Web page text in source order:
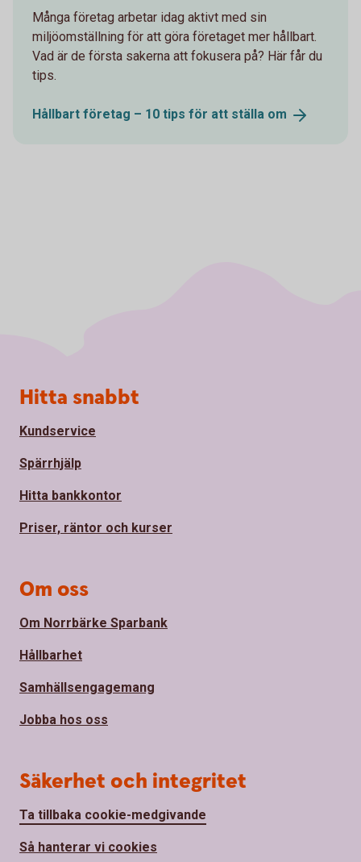
Många företag arbetar idag aktivt med sin
miljöomställning för att göra företaget mer hållbart.
Vad är de första sakerna att fokusera på? Här får du
tips.
Hållbart företag – 10 tips för att ställa om
Sidfot
Hitta snabbt
Kundservice
Spärrhjälp
Hitta bankkontor
Priser, räntor och kurser
Om oss
Om Norrbärke Sparbank
Hållbarhet
Samhällsengagemang
Jobba hos oss
Säkerhet och integritet
Ta tillbaka cookie-medgivande
Så hanterar vi cookies